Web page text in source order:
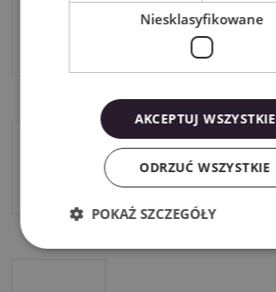
Cricut Maker 4
Cricut Explore 4
Niesklasyfikowane
AKCEPTUJ WSZYSTKIE
ODRZUĆ WSZYSTKIE
POKAŻ SZCZEGÓŁY